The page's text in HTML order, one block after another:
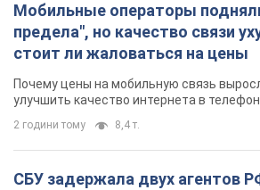
Мобильные операторы
предела", но качество связи
стоит ли жаловаться на цены
Почему цены на мобильную связь
улучшить качество интернета в
2 години тому 8,4 т.
СБУ задержала двух агентов